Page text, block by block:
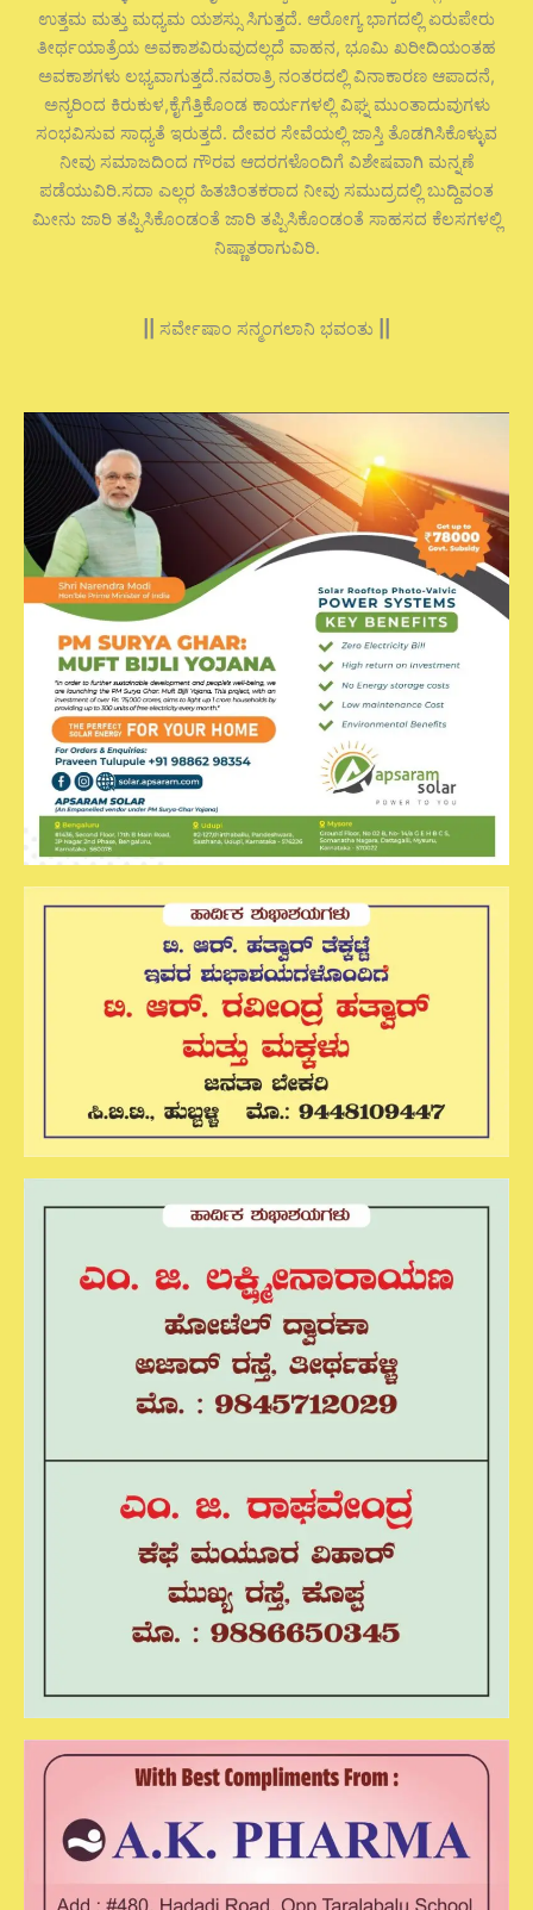
ಉತ್ತಮ ಮತ್ತು ಮಧ್ಯಮ ಯಶಸ್ಸು ಸಿಗುತ್ತದೆ. ಆರೋಗ್ಯ ಭಾಗದಲ್ಲಿ ಏರುಪೇರು
ತೀರ್ಥಯಾತ್ರೆಯ ಅವಕಾಶವಿರುವುದಲ್ಲದೆ ವಾಹನ, ಭೂಮಿ ಖರೀದಿಯಂತಹ
ಅವಕಾಶಗಳು ಲಭ್ಯವಾಗುತ್ತದೆ.ನವರಾತ್ರಿ ನಂತರದಲ್ಲಿ ವಿನಾಕಾರಣ ಆಪಾದನೆ,
ಅನ್ಯರಿಂದ ಕಿರುಕುಳ,ಕೈಗೆತ್ತಿಕೊಂಡ ಕಾರ್ಯಗಳಲ್ಲಿ ವಿಘ್ನ ಮುಂತಾದುವುಗಳು
ಸಂಭವಿಸುವ ಸಾಧ್ಯತೆ ಇರುತ್ತದೆ. ದೇವರ ಸೇವೆಯಲ್ಲಿ ಜಾಸ್ತಿ ತೊಡಗಿಸಿಕೊಳ್ಳುವ
ನೀವು ಸಮಾಜದಿಂದ ಗೌರವ ಆದರಗಳೊಂದಿಗೆ ವಿಶೇಷವಾಗಿ ಮನ್ನಣೆ
ಪಡೆಯುವಿರಿ.ಸದಾ ಎಲ್ಲರ ಹಿತಚಿಂತಕರಾದ ನೀವು ಸಮುದ್ರದಲ್ಲಿ ಬುದ್ದಿವಂತ
ಮೀನು ಜಾರಿ ತಪ್ಪಿಸಿಕೊಂಡಂತೆ ಜಾರಿ ತಪ್ಪಿಸಿಕೊಂಡಂತೆ ಸಾಹಸದ ಕೆಲಸಗಳಲ್ಲಿ
ನಿಷ್ಣಾತರಾಗುವಿರಿ.
ಸರ್ವೇಷಾಂ ಸನ್ಮಂಗಲಾನಿ ಭವಂತು